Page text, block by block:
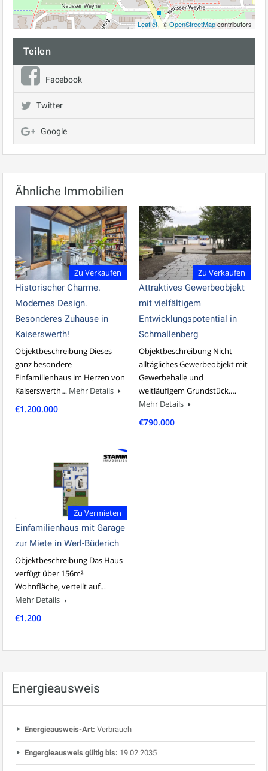
Leaflet| ©OpenStreetMapcontributors
Teilen
Facebook
Twitter
Google
Ähnliche Immobilien
Zu Verkaufen
Historischer Charme.
Modernes Design.
Besonderes Zuhause in
Kaiserswerth!
Objektbeschreibung Dieses
ganz besondere
Einfamilienhaus im Herzen von
Kaiserswerth… Mehr Details
€1.200.000
Zu Verkaufen
Attraktives Gewerbeobjekt
mit vielfältigem
Entwicklungspotential in
Schmallenberg
Objektbeschreibung Nicht
alltägliches Gewerbeobjekt mit
Gewerbehalle und
weitläufigem Grundstück.…
Mehr Details
€790.000
Zu Vermieten
Einfamilienhaus mit Garage
zur Miete in Werl-Büderich
Objektbeschreibung Das Haus
verfügt über 156m²
Wohnfläche, verteilt auf…
Mehr Details
€1.200
Energieausweis
Energieausweis-Art: Verbrauch
Engergieausweis gültig bis: 19.02.2035